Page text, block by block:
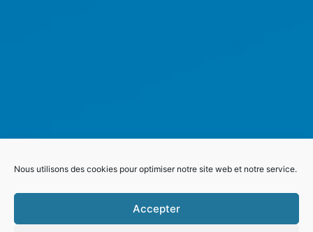
Nous utilisons des cookies pour optimiser notre site web et notre service.
Accepter